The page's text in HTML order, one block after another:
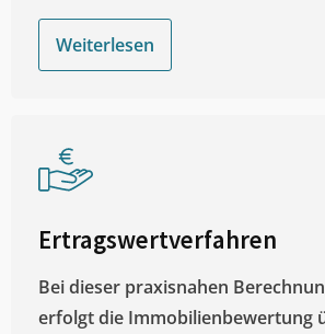
Weiterlesen
Ertragswertverfahren
Bei dieser praxisnahen
erfolgt die Immobilienbewertung